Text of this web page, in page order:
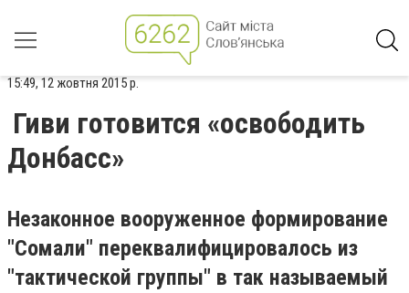
15:49, 12 жовтня 2015 р.
Гиви готовится «освободить
Донбасс»
Незаконное вооруженное формирование
"Сомали" переквалифицировалось из
"тактической группы" в так называемый